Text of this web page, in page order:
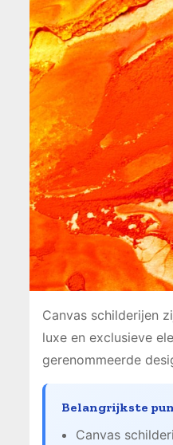
Canvas schilderijen
luxe en exclusieve
gerenommeerde
Belangrijkste
Canvas